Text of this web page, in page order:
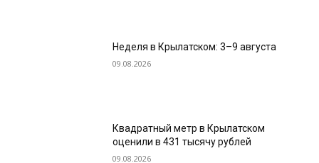
Неделя в Крылатском: 3–9 августа
09.08.2026
Квадратный метр в Крылатском
оценили в 431 тысячу рублей
09.08.2026